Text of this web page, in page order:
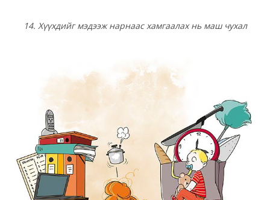
14. Хүүхдийг мэдээж нарнаас хамгаалах нь маш чухал